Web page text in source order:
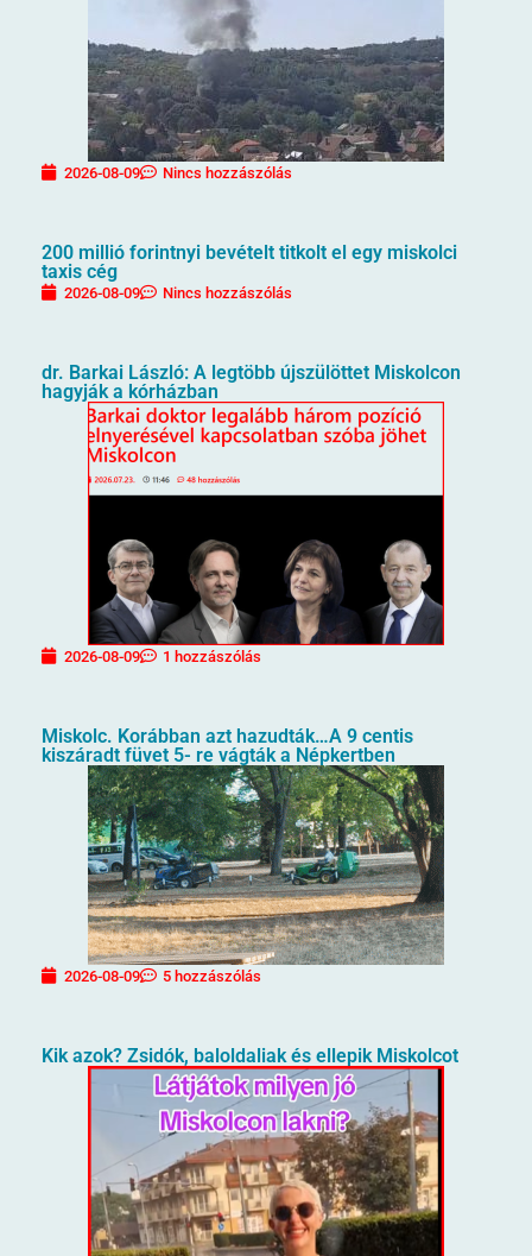
2026-08-09 Nincs hozzászólás
200 millió forintnyi bevételt titkolt el egy miskolci
taxis cég
2026-08-09 Nincs hozzászólás
dr. Barkai László: A legtöbb újszülöttet Miskolcon
hagyják a kórházban
2026-08-09 1 hozzászólás
Miskolc. Korábban azt hazudták…A 9 centis
kiszáradt füvet 5- re vágták a Népkertben
2026-08-09 5 hozzászólás
Kik azok? Zsidók, baloldaliak és ellepik Miskolcot